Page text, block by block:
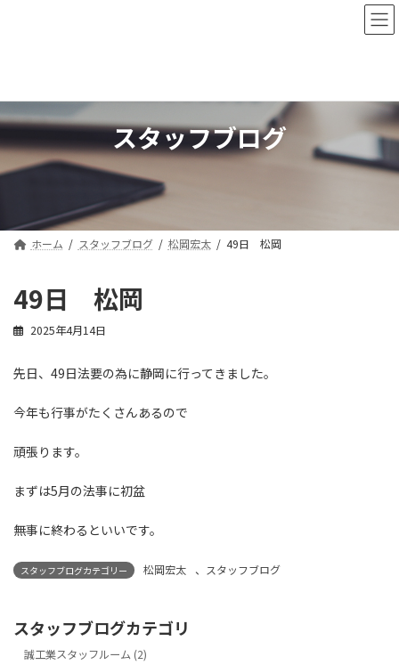
へ
ス
ッ
プ
ョ
ン
移
動
スタッフブログ
ホーム スタッフブログ 松岡宏太 49日 松岡
49日 松岡
2025年4月14日
先日、49日法要の為に静岡に行ってきました。
今年も行事がたくさんあるので
頑張ります。
まずは5月の法事に初盆
無事に終わるといいです。
スタッフブログカテゴリー 松岡宏太 、 スタッフブログ
スタッフブログカテゴリ
誠工業スタッフルーム (2)